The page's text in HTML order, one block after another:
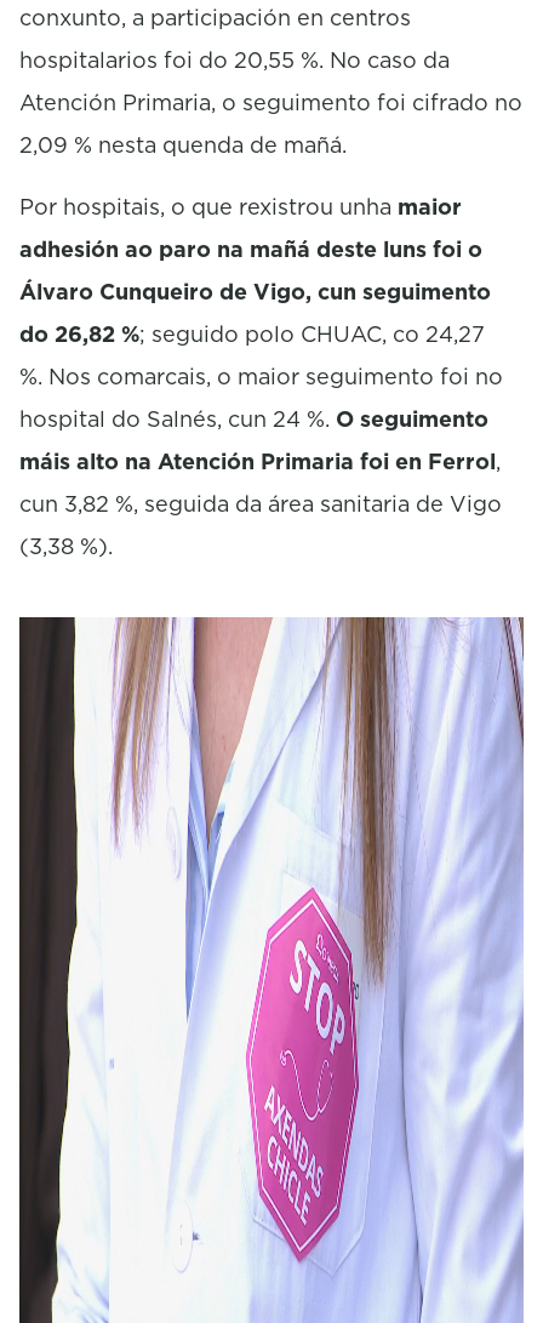
conxunto, a participación en centros
hospitalarios foi do 20,55 %. No caso da
Atención Primaria, o seguimento foi cifrado no
2,09 % nesta quenda de mañá.
Por hospitais, o que rexistrou unha maior
adhesión ao paro na mañá deste luns foi o
Álvaro Cunqueiro de Vigo, cun seguimento
do 26,82 %; seguido polo CHUAC, co 24,27
%. Nos comarcais, o maior seguimento foi no
hospital do Salnés, cun 24 %. O seguimento
máis alto na Atención Primaria foi en Ferrol,
cun 3,82 %, seguida da área sanitaria de Vigo
(3,38 %).